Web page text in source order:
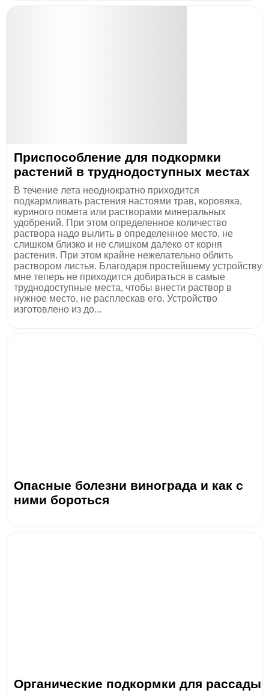
Приспособление для подкормки
растений в труднодоступных местах
В течение лета неоднократно приходится
подкармливать растения настоями трав, коровяка,
куриного помета или растворами минеральных
удобрений. При этом определенное количество
раствора надо вылить в определенное место, не
слишком близко и не слишком далеко от корня
растения. При этом крайне нежелательно облить
раствором листья. Благодаря простейшему устройству
мне теперь не приходится добираться в самые
труднодоступные места, чтобы внести раствор в
нужное место, не расплескав его. Устройство
изготовлено из до...
Опасные болезни винограда и как с
ними бороться
Органические подкормки для рассады